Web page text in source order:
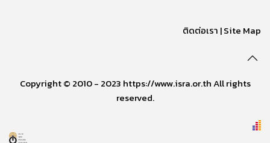
ติดต่อเรา |Site Map
Copyright © 2010 - 2023 https://www.isra.or.th All rights
reserved.